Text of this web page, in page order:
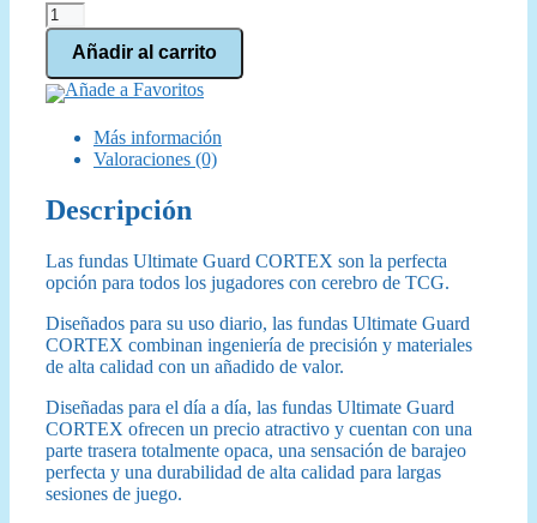
Fundas
Ultimate
Guard
Cortex
Sleeves
Estándar
Violeta
cantidad
Añadir al carrito
Añade a Favoritos
Más información
Valoraciones (0)
Descripción
Las fundas Ultimate Guard CORTEX son la perfecta
opción para todos los jugadores con cerebro de TCG.
Diseñados para su uso diario, las fundas Ultimate Guard
CORTEX combinan ingeniería de precisión y materiales
de alta calidad con un añadido de valor.
Diseñadas para el día a día, las fundas Ultimate Guard
CORTEX ofrecen un precio atractivo y cuentan con una
parte trasera totalmente opaca, una sensación de barajeo
perfecta y una durabilidad de alta calidad para largas
sesiones de juego.